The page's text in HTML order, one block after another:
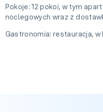
Pokoje: 12 pokoi, w tym
noclegowych wraz z
Gastronomia: restauracja, w